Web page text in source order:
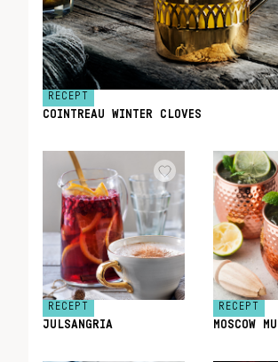
RECEPT
COINTREAU WINTER CLOVES
RECEPT
JULSANGRIA
RECEPT
MOSCOW